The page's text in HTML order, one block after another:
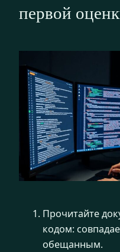
первой
Прочитайте
кодом:
обещанным.